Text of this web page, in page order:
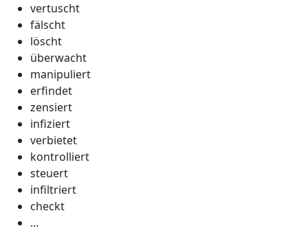
vertuscht
fälscht
löscht
überwacht
manipuliert
erfindet
zensiert
infiziert
verbietet
kontrolliert
steuert
infiltriert
checkt
…